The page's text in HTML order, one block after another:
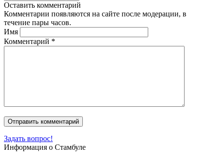
Оставить комментарий
Комментарии появляются на сайте после модерации, в
течение пары часов.
Имя
Комментарий *
Задать вопрос!
Информация о Стамбуле